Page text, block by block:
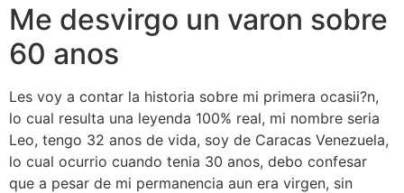
Me desvirgo un varon sobre
60 anos
Les voy a contar la historia sobre mi primera ocasii?n,
lo cual resulta una leyenda 100% real, mi nombre seri­a
Leo, tengo 32 anos de vida, soy de Caracas Venezuela,
lo cual ocurrio cuando tenia 30 anos, debo confesar
que a pesar de mi permanencia aun era virgen, sin